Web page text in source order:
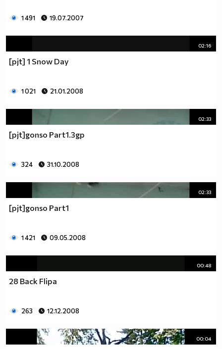
1 491 19.07.2007
02:16
[pjt] 1 Snow Day
1 021 21.01.2008
02:33
[pjt]gonso Part1.3gp
324 31.10.2008
02:33
[pjt]gonso Part1
1 421 09.05.2008
00:48
28 Back Flipa
263 12.12.2008
00:04